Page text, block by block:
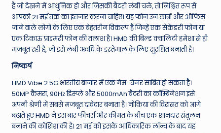
हैं जो देखने में आधुनिक हो और जिसकी बैटरी लंबी चले, तो निश्चित रूप से
आपको 21 मई तक का इंतजार करना चाहिए। यह फोन उन छात्रों और ऑफिस
जाने वाले लोगों के लिए एक बेहतरीन विकल्प है जिन्हें एक सेकेंडरी फोन या
एक टिकाऊ प्राइमरी फोन की तलाश है। HMD की बिल्ड क्वालिटी हमेशा से ही
मजबूत रही है, जो इसे लंबी अवधि के इस्तेमाल के लिए सुरक्षित बनाती है।
निष्कर्ष
HMD Vibe 2 5G भारतीय बाजार में एक गेम-चेंजर साबित हो सकता है।
50MP कैमरा, 90Hz डिस्प्ले और 5000mAh बैटरी का कॉम्बिनेशन इसे
अपनी श्रेणी में सबसे मजबूत दावेदार बनाता है। नोकिया की विरासत को आगे
बढ़ाते हुए HMD ने इस बार फीचर्स और कीमत के बीच एक शानदार संतुलन
बनाने की कोशिश की है। 21 मई को इसके आधिकारिक लॉन्च के बाद यह